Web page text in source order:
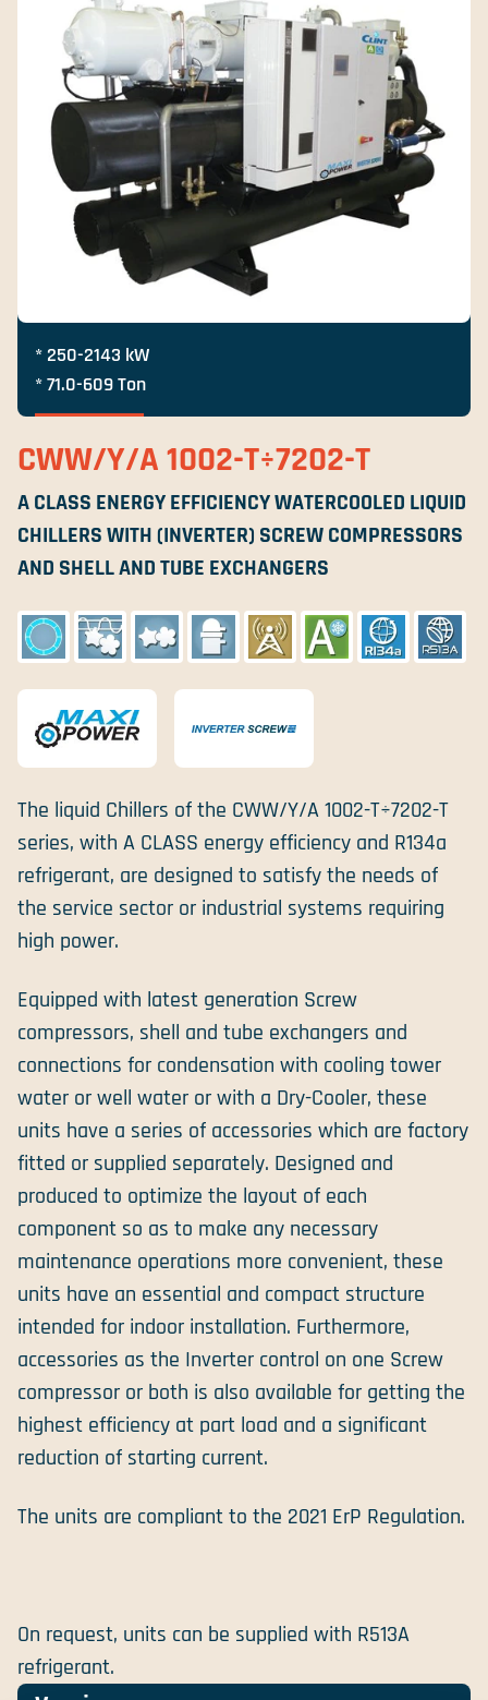
* 250-2143 kW
* 71.0-609 Ton
CWW/Y/A 1002-T÷7202-T
A CLASS ENERGY EFFICIENCY WATERCOOLED LIQUID
CHILLERS WITH (INVERTER) SCREW COMPRESSORS
AND SHELL AND TUBE EXCHANGERS
The liquid Chillers of the CWW/Y/A 1002-T÷7202-T
series, with A CLASS energy efficiency and R134a
refrigerant, are designed to satisfy the needs of
the service sector or industrial systems requiring
high power.
Equipped with latest generation Screw
compressors, shell and tube exchangers and
connections for condensation with cooling tower
water or well water or with a Dry-Cooler, these
units have a series of accessories which are factory
fitted or supplied separately. Designed and
produced to optimize the layout of each
component so as to make any necessary
maintenance operations more convenient, these
units have an essential and compact structure
intended for indoor installation. Furthermore,
accessories as the Inverter control on one Screw
compressor or both is also available for getting the
highest efficiency at part load and a significant
reduction of starting current.
The units are compliant to the 2021 ErP Regulation.
On request, units can be supplied with R513A
refrigerant.